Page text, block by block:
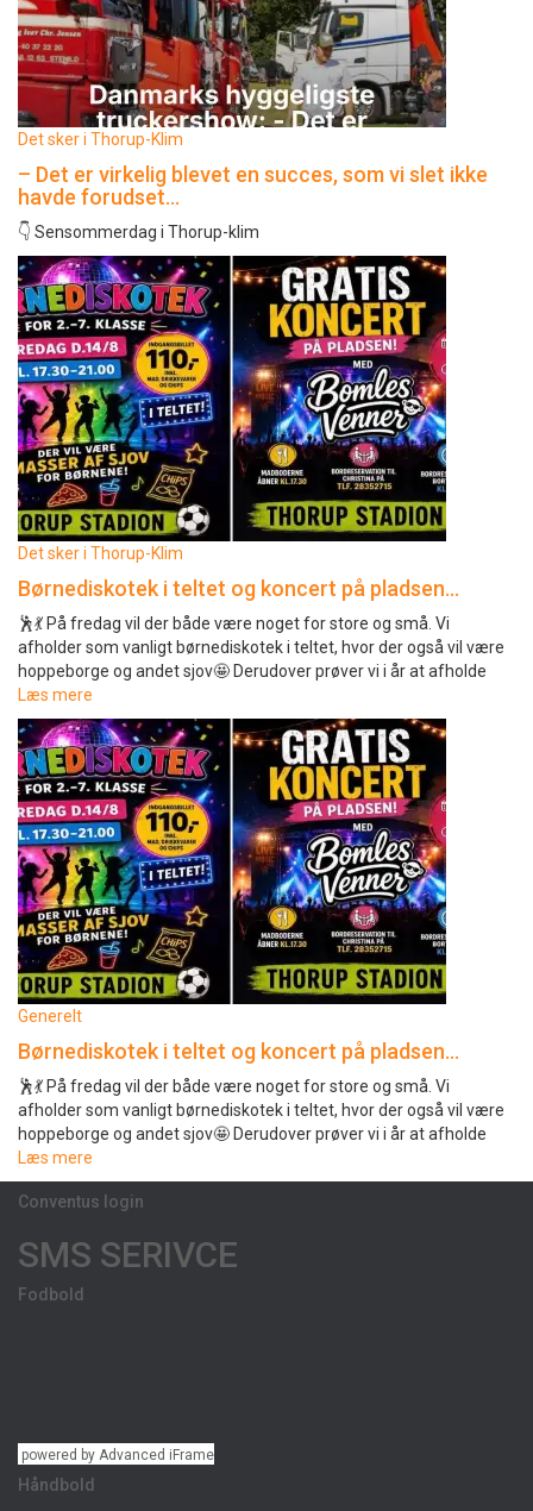
Det sker i Thorup-Klim
– Det er virkelig blevet en succes, som vi slet ikke
havde forudset…
👇 Sensommerdag i Thorup-klim
Det sker i Thorup-Klim
Børnediskotek i teltet og koncert på pladsen…
🕺💃 På fredag vil der både være noget for store og små. Vi
afholder som vanligt børnediskotek i teltet, hvor der også vil være
hoppeborge og andet sjov🤩 Derudover prøver vi i år at afholde
Læs mere
Generelt
Børnediskotek i teltet og koncert på pladsen…
🕺💃 På fredag vil der både være noget for store og små. Vi
afholder som vanligt børnediskotek i teltet, hvor der også vil være
hoppeborge og andet sjov🤩 Derudover prøver vi i år at afholde
Læs mere
Conventus login
SMS SERIVCE
Fodbold
powered by Advanced iFrame
Håndbold